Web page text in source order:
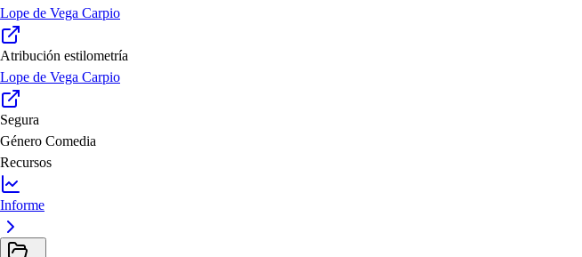
Lope de Vega Carpio
Atribución estilometría
Lope de Vega Carpio
Segura
Género Comedia
Recursos
Informe